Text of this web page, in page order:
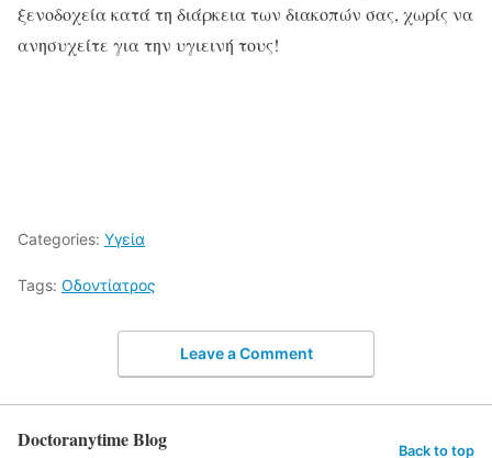
ξενοδοχεία κατά τη διάρκεια των διακοπών σας, χωρίς να
ανησυχείτε για την υγιεινή τους!
Categories: Υγεία
Tags: Οδοντίατρος
Leave a Comment
Doctoranytime Blog Back to top